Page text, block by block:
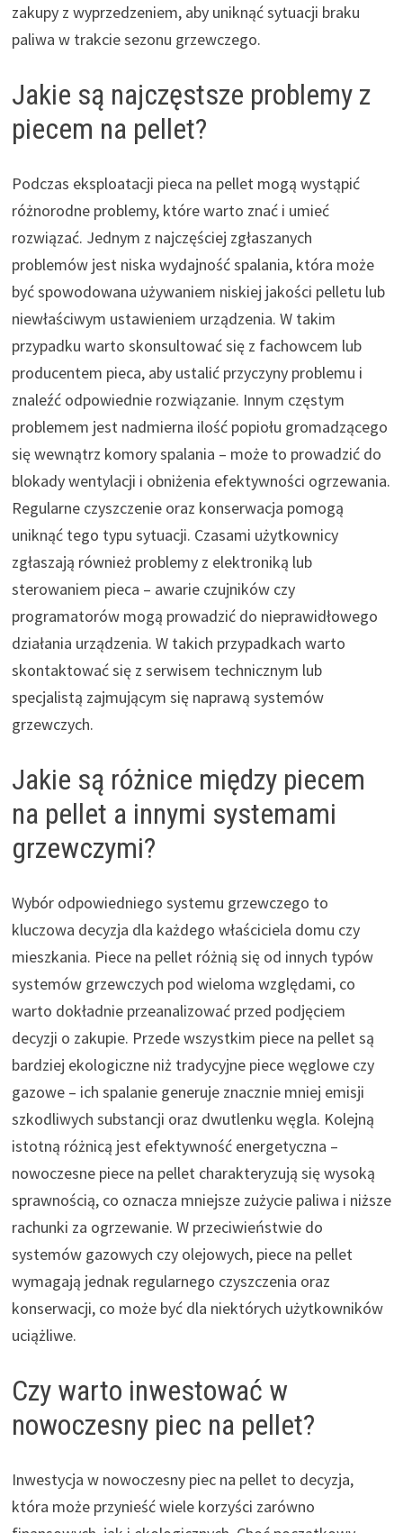
zakupy z wyprzedzeniem, aby uniknąć sytuacji braku
paliwa w trakcie sezonu grzewczego.
Jakie są najczęstsze problemy z
piecem na pellet?
Podczas eksploatacji pieca na pellet mogą wystąpić
różnorodne problemy, które warto znać i umieć
rozwiązać. Jednym z najczęściej zgłaszanych
problemów jest niska wydajność spalania, która może
być spowodowana używaniem niskiej jakości pelletu lub
niewłaściwym ustawieniem urządzenia. W takim
przypadku warto skonsultować się z fachowcem lub
producentem pieca, aby ustalić przyczyny problemu i
znaleźć odpowiednie rozwiązanie. Innym częstym
problemem jest nadmierna ilość popiołu gromadzącego
się wewnątrz komory spalania – może to prowadzić do
blokady wentylacji i obniżenia efektywności ogrzewania.
Regularne czyszczenie oraz konserwacja pomogą
uniknąć tego typu sytuacji. Czasami użytkownicy
zgłaszają również problemy z elektroniką lub
sterowaniem pieca – awarie czujników czy
programatorów mogą prowadzić do nieprawidłowego
działania urządzenia. W takich przypadkach warto
skontaktować się z serwisem technicznym lub
specjalistą zajmującym się naprawą systemów
grzewczych.
Jakie są różnice między piecem
na pellet a innymi systemami
grzewczymi?
Wybór odpowiedniego systemu grzewczego to
kluczowa decyzja dla każdego właściciela domu czy
mieszkania. Piece na pellet różnią się od innych typów
systemów grzewczych pod wieloma względami, co
warto dokładnie przeanalizować przed podjęciem
decyzji o zakupie. Przede wszystkim piece na pellet są
bardziej ekologiczne niż tradycyjne piece węglowe czy
gazowe – ich spalanie generuje znacznie mniej emisji
szkodliwych substancji oraz dwutlenku węgla. Kolejną
istotną różnicą jest efektywność energetyczna –
nowoczesne piece na pellet charakteryzują się wysoką
sprawnością, co oznacza mniejsze zużycie paliwa i niższe
rachunki za ogrzewanie. W przeciwieństwie do
systemów gazowych czy olejowych, piece na pellet
wymagają jednak regularnego czyszczenia oraz
konserwacji, co może być dla niektórych użytkowników
uciążliwe.
Czy warto inwestować w
nowoczesny piec na pellet?
Inwestycja w nowoczesny piec na pellet to decyzja,
która może przynieść wiele korzyści zarówno